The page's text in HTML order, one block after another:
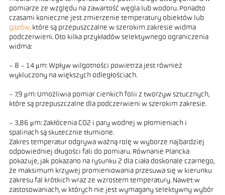
pomiarze ze względu na zawartość węgla lub wodoru. Ponadto
czasami konieczne jest zmierzenie temperatury obiektów lub
gazów,które są przepuszczalne w szerokim zakresie widma
podczerwieni. Oto kilka przykładów selektywnego ograniczenia
widma:
- 8 - 14 μm: Wpływ wilgotności powietrza jest również
wykluczony na większych odległościach.
- 7,9 μm: Umożliwia pomiar cienkich folii z tworzyw sztucznych,
które są przepuszczalne dla podczerwieni w szerokim zakresie.
- 3,86 μm: Zakłócenia CO2 i pary wodnej w płomieniach i
spalinach są skutecznie tłumione.
Zakres temperatur odgrywa ważną rolę w wyborze najbardziej
odpowiedniej długości fali do pomiaru. Równanie Plancka
pokazuje, jak pokazano na rysunku 2 dla ciała doskonale czarnego,
że maksimum krzywej promieniowania przesuwa się w kierunku
zakresu fal krótkich wraz ze wzrostem temperatury. Nawet w
zastosowaniach, w których nie jest wymagany selektywny wybór